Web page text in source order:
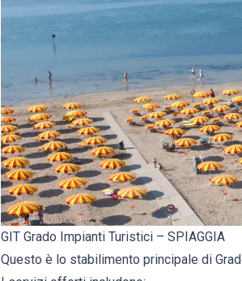
GIT Grado Impianti Turistici – SPIAGGIA
Questo è lo stabilimento principale di